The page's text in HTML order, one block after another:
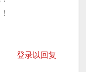
登录以回复